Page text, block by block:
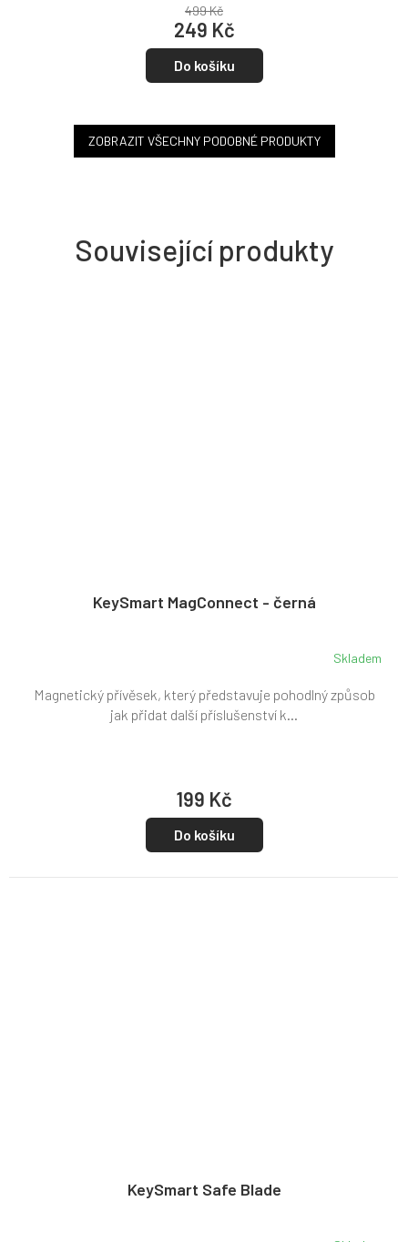
Související produkty
KeySmart MagConnect - černá
Skladem
199 Kč
Do košíku
Magnetický přívěsek, který představuje pohodlný způsob
jak přidat další příslušenství k...
KeySmart Safe Blade
499 Kč
249 Kč
Do košíku
ZOBRAZIT VŠECHNY PODOBNÉ PRODUKTY